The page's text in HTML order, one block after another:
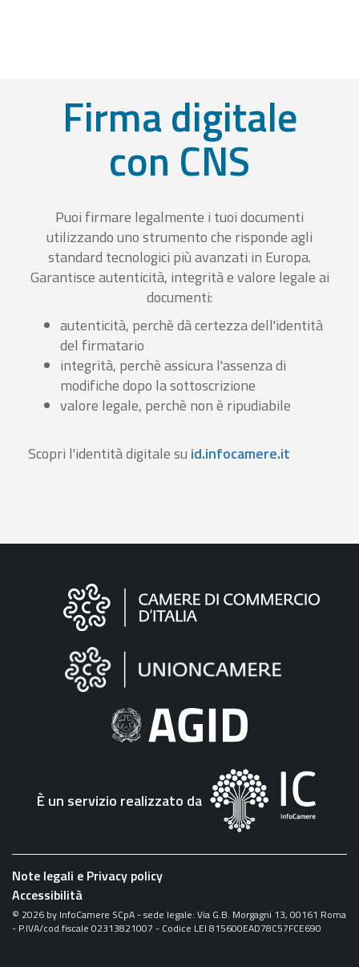
Firma digitale
con CNS
Puoi firmare legalmente i tuoi documenti
utilizzando uno strumento che risponde agli
standard tecnologici più avanzati in Europa.
Garantisce autenticità, integrità e valore legale ai
documenti:
autenticità, perchè dà certezza dell'identità
del firmatario
integrità, perchè assicura l'assenza di
modifiche dopo la sottoscrizione
valore legale, perchè non è ripudiabile
Scopri l'identità digitale su id.infocamere.it
Informazioni
"Fattura
Elettronica"
È un servizio realizzato da
Note legali e Privacy policy
Accessibilità
© 2026 by InfoCamere SCpA - sede legale: Via G.B. Morgagni 13, 00161 Roma
- P.IVA/cod.fiscale 02313821007 - Codice LEI 815600EAD78C57FCE690